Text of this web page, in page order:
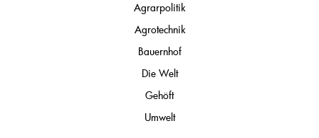
Agrarpolitik
Agrotechnik
Bauernhof
Die Welt
Gehöft
Umwelt